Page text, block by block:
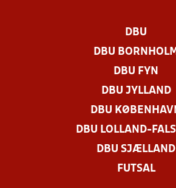
DBU
DBU BORNHOLM
DBU FYN
DBU JYLLAND
DBU
DBU LOLLAND-
DBU SJÆLLAND
FUTSAL